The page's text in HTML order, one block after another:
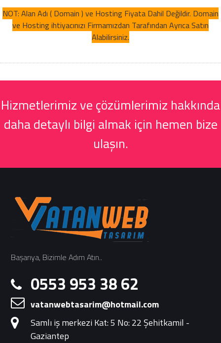
NOT: Alan Adı ( Domain ) ve Hosting Fiyata Dahil Değildir. Domain
ve Hosting ihtiyacınızı Firmamızdan Tarafından Ayrıca Satın
Alabilirsiniz.
Hizmetlerimiz ve çözümlerimiz hakkında
daha detaylı bilgi almak için hemen bize
ulaşın.
Başarıya, Bizimle Adım Atın..
0553 953 38 62
vatanwebtasarim@hotmail.com
Samlı iş merkezi Kat: 5 No: 22 Şehitkamil -
Gaziantep